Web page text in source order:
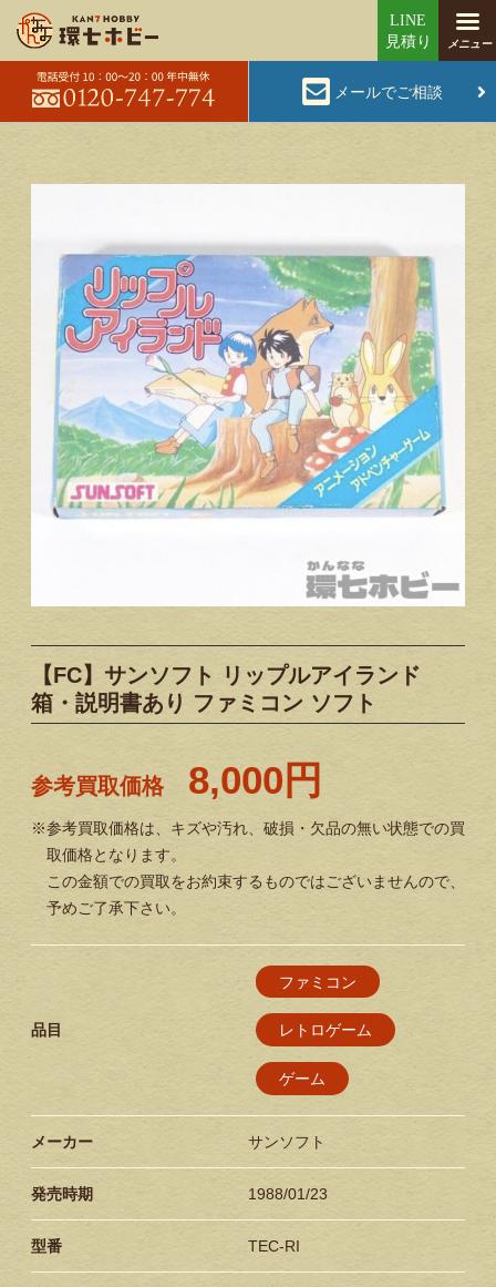
メールでご相談
【FC】サンソフト リップルアイランド
箱・説明書あり ファミコン ソフト
参考買取価格 8,000円
※参考買取価格は、キズや汚れ、破損・欠品の無い状態での買
取価格となります。
この金額での買取をお約束するものではございませんので、
予めご了承下さい。
品目
ファミコン
レトロゲーム
ゲーム
メーカー サンソフト
発売時期 1988/01/23
型番 TEC-RI